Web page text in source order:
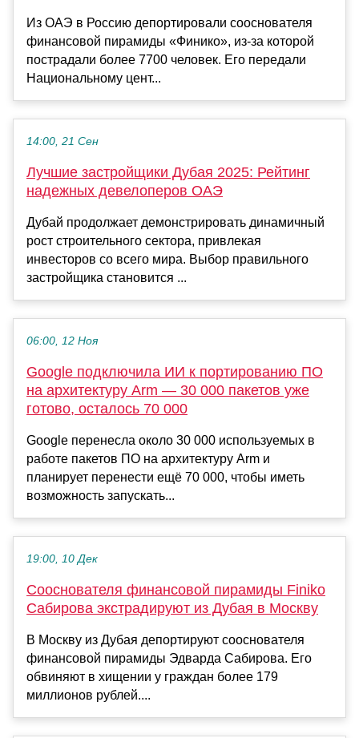
Из ОАЭ в Россию депортировали сооснователя
финансовой пирамиды «Финико», из-за которой
пострадали более 7700 человек. Его передали
Национальному цент...
14:00, 21 Сен
Лучшие застройщики Дубая 2025: Рейтинг
надежных девелоперов ОАЭ
Дубай продолжает демонстрировать динамичный
рост строительного сектора, привлекая
инвесторов со всего мира. Выбор правильного
застройщика становится ...
06:00, 12 Ноя
Google подключила ИИ к портированию ПО
на архитектуру Arm — 30 000 пакетов уже
готово, осталось 70 000
Google перенесла около 30 000 используемых в
работе пакетов ПО на архитектуру Arm и
планирует перенести ещё 70 000, чтобы иметь
возможность запускать...
19:00, 10 Дек
Сооснователя финансовой пирамиды Finiko
Сабирова экстрадируют из Дубая в Москву
В Москву из Дубая депортируют сооснователя
финансовой пирамиды Эдварда Сабирова. Его
обвиняют в хищении у граждан более 179
миллионов рублей....